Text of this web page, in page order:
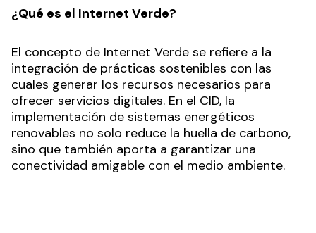
¿Qué es el Internet Verde?
El concepto de Internet Verde se refiere a la
integración de prácticas sostenibles con las
cuales generar los recursos necesarios para
ofrecer servicios digitales. En el CID, la
implementación de sistemas energéticos
renovables no solo reduce la huella de carbono,
sino que también aporta a garantizar una
conectividad amigable con el medio ambiente.